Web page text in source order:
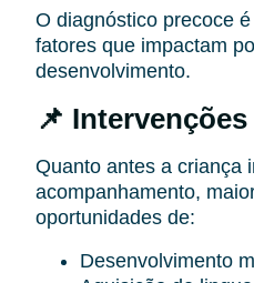
O diagnóstico precoce
fatores que impactam
desenvolvimento.
📌
Quanto antes a criança
acompanhamento,
oportunidades de:
Desenvolvimento